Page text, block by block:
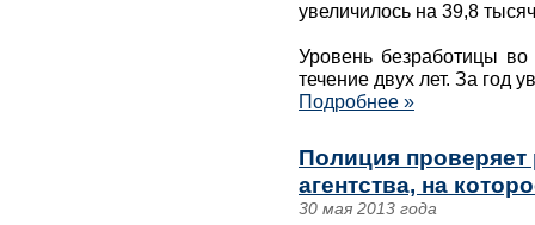
увеличилось на 39,8
Уровень безработицы
течение двух лет. За год
Подробнее »
Полиция проверяет
агентства, на
30 мая 2013 года